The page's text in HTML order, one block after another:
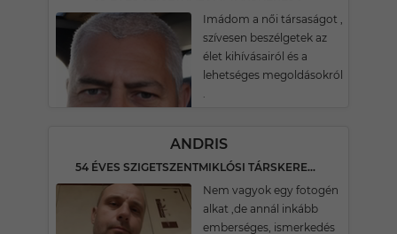
Imádom a női társaságot ,
szívesen beszélgetek az
élet kihívásairól és a
lehetséges megoldásokról
.
ANDRIS
54 ÉVES SZIGETSZENTMIKLÓSI TÁRSKERESŐ
Nem vagyok egy fotogén
alkat ,de annál inkább
emberséges, ismerkedés